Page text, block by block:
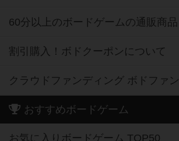
60分以上のボードゲームの通販商品
割引購入！ボドクーポンについて
クラウドファンディング ボドファン
おすすめボードゲーム
お気に入りボードゲーム TOP50